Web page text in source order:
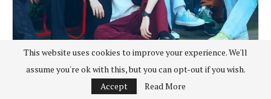
亞洲 台灣
This website uses cookies to improve your experience. We'll
assume you're ok with this, but you can opt-out if you wish.
Accept
Read More